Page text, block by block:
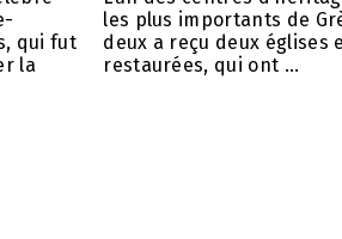
qui fut
la
les plus importants de
deux a reçu deux églises
restaurées, qui ont ...